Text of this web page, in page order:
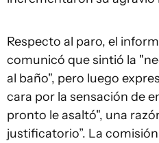
Respecto al paro, el
comunicó que sintió la
al baño", pero luego
cara por la sensación de
pronto le asaltó", una
justificatorio”. La